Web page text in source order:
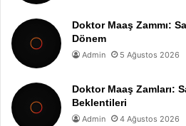
Doktor Maaş Zammı:
Dönem
Admin 5 Ağustos 2026
Doktor Maaş Zamları:
Beklentileri
Admin 4 Ağustos 2026